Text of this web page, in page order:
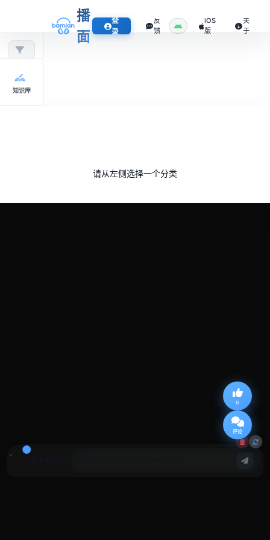
播
面
登
录
反
馈
iOS
版
关
于
0
评论
知识库
请从左侧选择一个分类